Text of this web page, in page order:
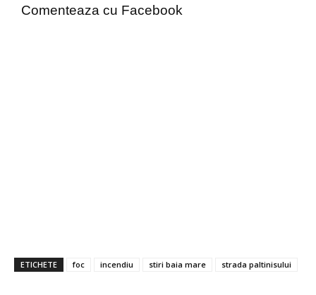
Comenteaza cu Facebook
ETICHETE foc incendiu stiri baia mare strada paltinisului